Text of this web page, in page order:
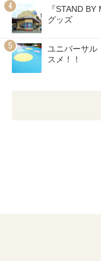
『STAND
グッズ
ユニバーサル
スメ！！